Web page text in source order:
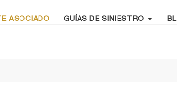
ASOCIADO GUÍAS DE SINIESTRO